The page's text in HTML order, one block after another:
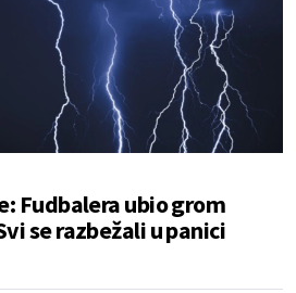
Fudbalera ubio grom
se razbežali u panici